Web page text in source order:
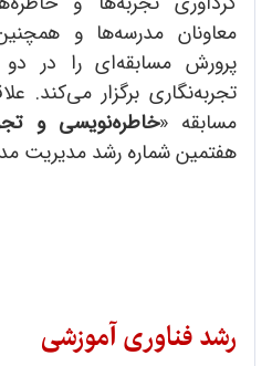
معاونان مدرسه‌ها و
پرورش مسابقه‌ای را در
تجربه‌نگاری برگزار می‌کند.
مسابقه «خاطره‌نویسی و
هفتمین شماره رشد مدیریت
رشد فناوری آموزشی